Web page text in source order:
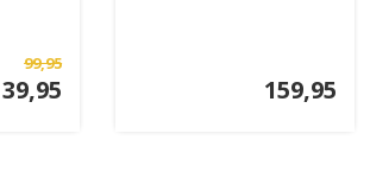
99,95
39,95 159,95